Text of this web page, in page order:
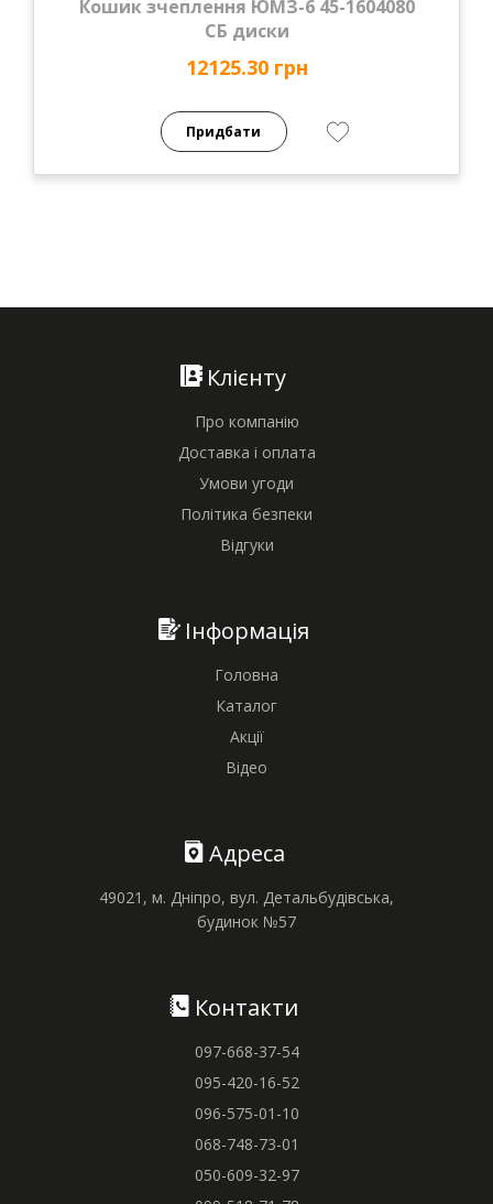
Кошик зчеплення ЮМЗ-6 45-1604080
СБ диски
12125.30 грн
Придбати
Клієнту
Про компанію
Доставка і оплата
Умови угоди
Політика безпеки
Відгуки
Інформація
Головна
Каталог
Акції
Відео
Адреса
49021, м. Дніпро, вул. Детальбудівська,
будинок №57
Контакти
097-668-37-54
095-420-16-52
096-575-01-10
068-748-73-01
050-609-32-97